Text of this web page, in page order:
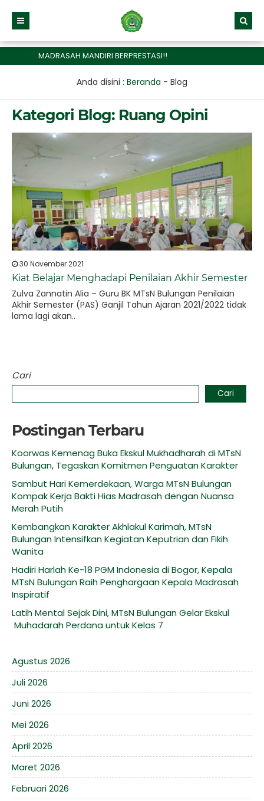
MADRASAH MANDIRI BERPRESTASI!!
Anda disini : Beranda - Blog
Kategori Blog: Ruang Opini
30 November 2021
Kiat Belajar Menghadapi Penilaian Akhir Semester
Zulva Zannatin Alia – Guru BK MTsN Bulungan Penilaian
Akhir Semester (PAS) Ganjil Tahun Ajaran 2021/2022 tidak
lama lagi akan..
Cari
Cari
Postingan Terbaru
Koorwas Kemenag Buka Ekskul Mukhadharah di MTsN
Bulungan, Tegaskan Komitmen Penguatan Karakter
Sambut Hari Kemerdekaan, Warga MTsN Bulungan
Kompak Kerja Bakti Hias Madrasah dengan Nuansa
Merah Putih
Kembangkan Karakter Akhlakul Karimah, MTsN
Bulungan Intensifkan Kegiatan Keputrian dan Fikih
Wanita
Hadiri Harlah Ke-18 PGM Indonesia di Bogor, Kepala
MTsN Bulungan Raih Penghargaan Kepala Madrasah
Inspiratif
Latih Mental Sejak Dini, MTsN Bulungan Gelar Ekskul
Muhadarah Perdana untuk Kelas 7
Agustus 2026
Juli 2026
Juni 2026
Mei 2026
April 2026
Maret 2026
Februari 2026